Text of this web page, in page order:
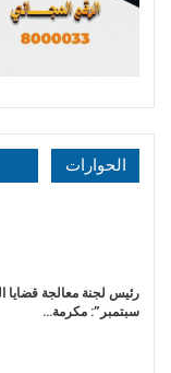
الحوارات
سبتمبر”: مكرمة…